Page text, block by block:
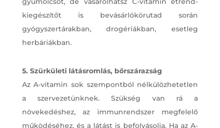
kiegészítőt is bevásárlókörutad során
gyógyszertárakban, drogériákban, esetleg
herbáriákban.
5. Szürkületi látásromlás, bőrszárazság
Az A-vitamin sok szempontból nélkülözhetetlen
a szervezetünknek. Szükség van rá a
növekedéshez, az immunrendszer megfelelő
működéséhez, és a látást is befolyásolja. Ha az A-